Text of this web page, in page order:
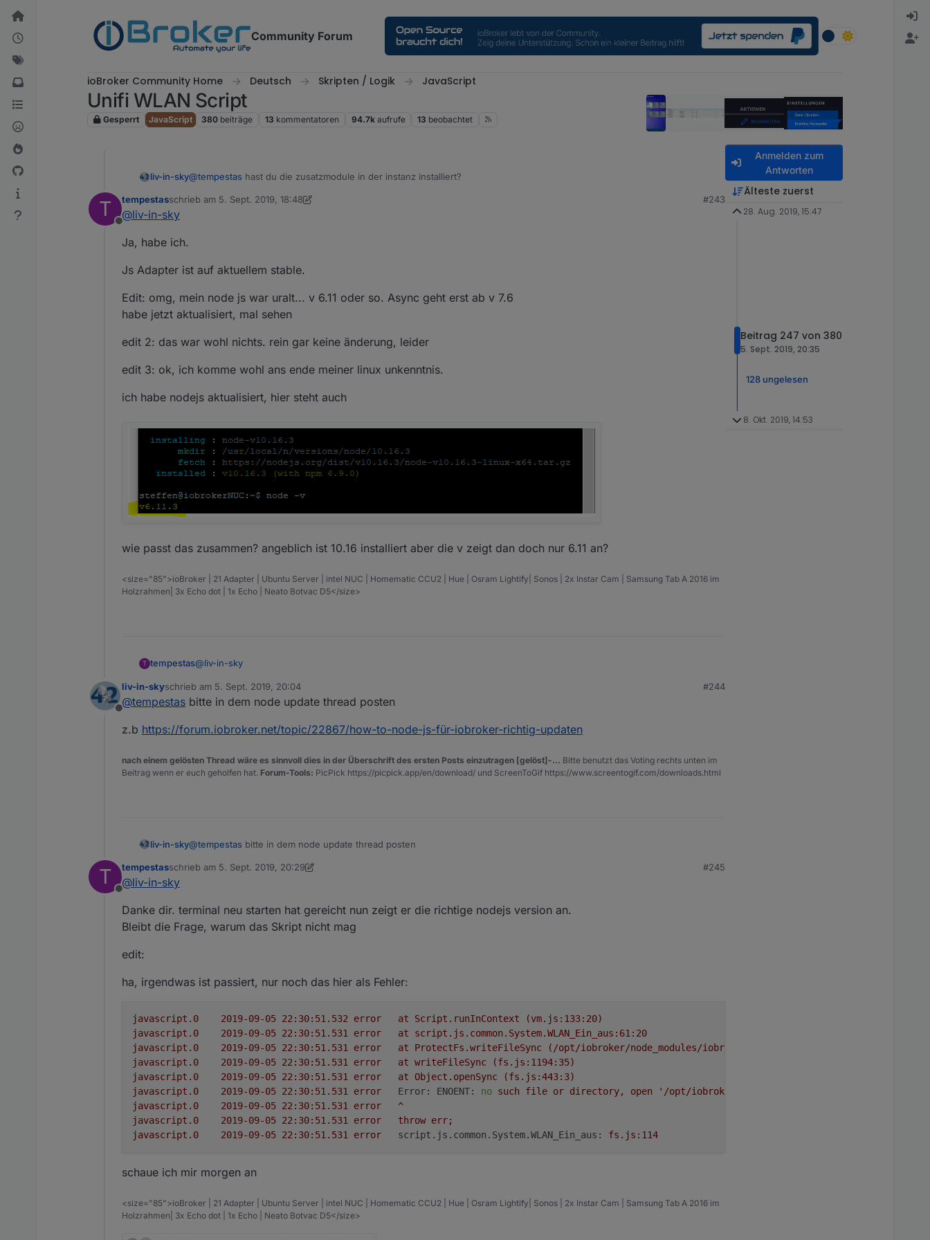
Weiter zum Inhalt
Community Forum
ioBroker Community Home Deutsch Skripten / Logik JavaScript
Unifi WLAN Script
Gesperrt JavaScript 380 beiträge 13 kommentatoren 94.7k aufrufe 13 beobachtet
liv-in-sky@tempestas hast du die zusatzmodule in der instanz installiert?
T
Offline
tempestasschrieb am 5. Sept. 2019, 18:48
zuletzt editiert von tempestas9. Mai 2019, 21:36
#243
@liv-in-sky
Ja, habe ich.
Js Adapter ist auf aktuellem stable.
Edit: omg, mein node js war uralt... v 6.11 oder so. Async geht erst ab v 7.6
habe jetzt aktualisiert, mal sehen
edit 2: das war wohl nichts. rein gar keine änderung, leider
edit 3: ok, ich komme wohl ans ende meiner linux unkenntnis.
ich habe nodejs aktualisiert, hier steht auch
wie passt das zusammen? angeblich ist 10.16 installiert aber die v zeigt dan doch nur 6.11 an?
<size="85">ioBroker | 21 Adapter | Ubuntu Server | intel NUC | Homematic CCU2 | Hue | Osram Lightify| Sonos | 2x Instar Cam | Samsung Tab A 2016 im
Holzrahmen| 3x Echo dot | 1x Echo | Neato Botvac D5</size>
T tempestas@liv-in-sky
Ja, habe ich.
habe jetzt aktualisiert, mal sehen
edit 2: das war wohl nichts. rein gar keine änderung, leider
Offline
liv-in-skyschrieb am 5. Sept. 2019, 20:04
zuletzt editiert von
#244
@tempestas bitte in dem node update thread posten
z.b https://forum.iobroker.net/topic/22867/how-to-node-js-für-iobroker-richtig-updaten
nach einem gelösten Thread wäre es sinnvoll dies in der Überschrift des ersten Posts einzutragen [gelöst]-... Bitte benutzt das Voting rechts unten im
Beitrag wenn er euch geholfen hat. Forum-Tools: PicPick https://picpick.app/en/download/ und ScreenToGif https://www.screentogif.com/downloads.html
liv-in-sky@tempestas bitte in dem node update thread posten
z.bhttps://forum.iobroker.net/topic/22867/how-to-node-js-für-iobroker-richtig-updaten
T
Offline
tempestasschrieb am 5. Sept. 2019, 20:29
zuletzt editiert von tempestas9. Mai 2019, 22:31
#245
@liv-in-sky
Danke dir. terminal neu starten hat gereicht nun zeigt er die richtige nodejs version an.
Bleibt die Frage, warum das Skript nicht mag
edit:
ha, irgendwas ist passiert, nur noch das hier als Fehler:
javascript.0 error at Script.runInContext
(vm.js:133:20)
javascript.0
error at
script.js.common.System.WLAN_Ein_aus:61:20
javascript.0
error at ProtectFs.writeFileSync
(/opt/iobroker/node_modules/iobroker.javascript/lib/
javascript.0
error at writeFileSync
(fs.js:1194:35)
javascript.0
error at Object.openSync
(fs.js:443:3)
javascript.0
error Error: ENOENT: no such file or directory, open
'/opt/iobroker/iobroker-data/files/iqontrol/
javascript.0
error
^
javascript.0
error throw err;
javascript.0
error script.js.common.System.WLAN_Ein_aus: fs.js:114
schaue ich mir morgen an
<size="85">ioBroker | 21 Adapter | Ubuntu Server | intel NUC | Homematic CCU2 | Hue | Osram Lightify| Sonos | 2x Instar Cam | Samsung Tab A 2016 im
Holzrahmen| 3x Echo dot | 1x Echo | Neato Botvac D5</size>
Anmelden zum
Antworten
Älteste zuerst
28. Aug. 2019, 15:47
Beitrag 247 von 380
5. Sept. 2019, 20:35
128 ungelesen
8. Okt. 2019, 14:53